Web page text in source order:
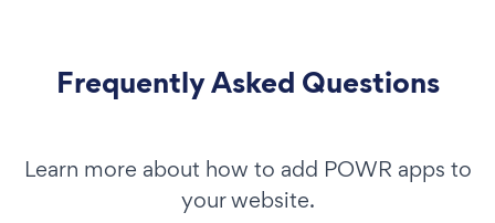
Frequently Asked Questions
Learn more about how to add POWR apps to
your website.